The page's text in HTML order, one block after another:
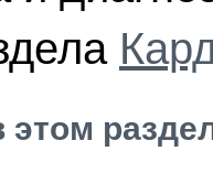
этом